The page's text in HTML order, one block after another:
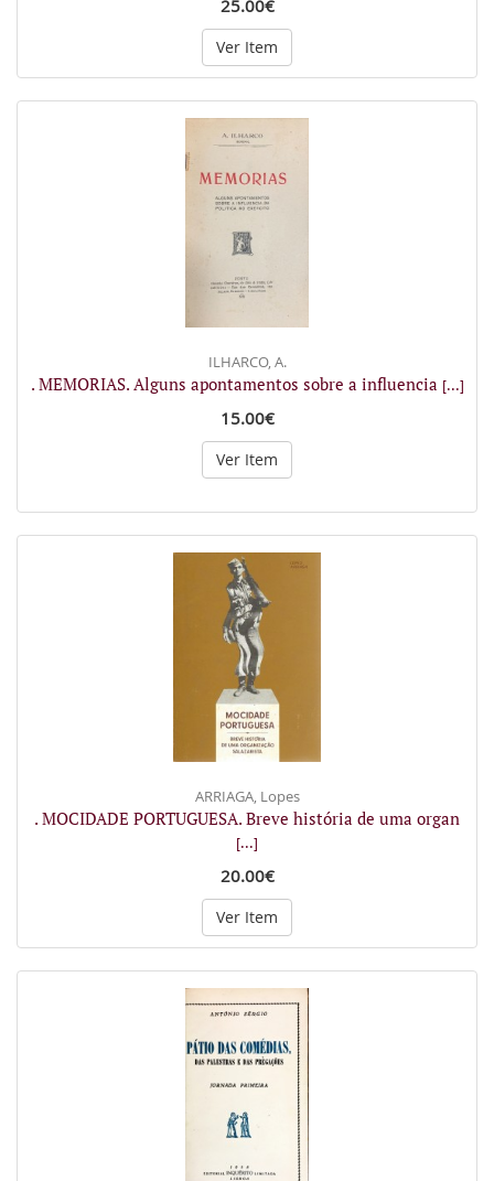
25.00€
Ver Item
ILHARCO, A.
. MEMORIAS. Alguns apontamentos sobre a influencia [...]
15.00€
Ver Item
ARRIAGA, Lopes
. MOCIDADE PORTUGUESA. Breve história de uma organ
[...]
20.00€
Ver Item